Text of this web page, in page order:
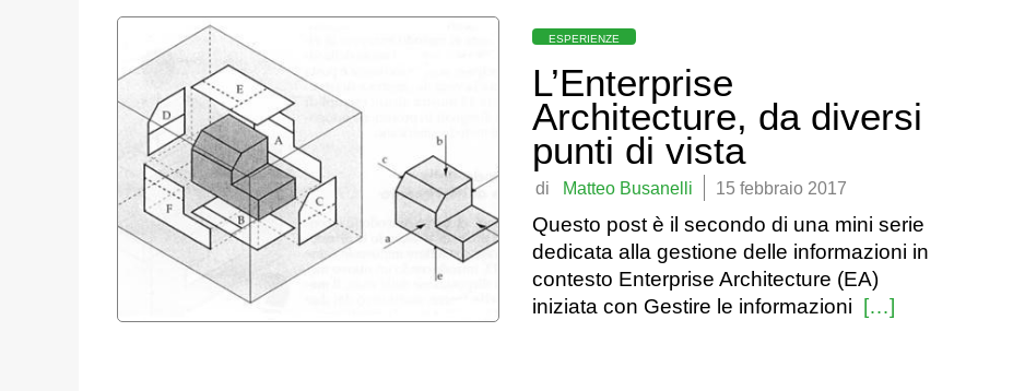
Categorie
ESPERIENZE
L’Enterprise
Architecture, da diversi
punti di vista
by Matteo Busanelli 15 febbraio 2017
Questo post è il secondo di una mini serie
dedicata alla gestione delle informazioni in
contesto Enterprise Architecture (EA)
iniziata con Gestire le informazioni
[…]